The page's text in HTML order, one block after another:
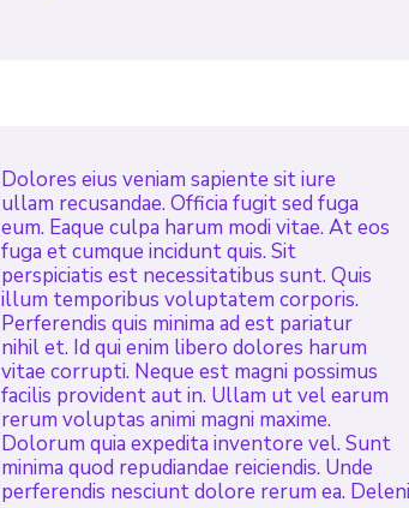
Dolores eius veniam sapiente sit iure
ullam recusandae. Officia fugit sed fuga
eum. Eaque culpa harum modi vitae. At eos
fuga et cumque incidunt quis. Sit
perspiciatis est necessitatibus sunt. Quis
illum temporibus voluptatem corporis.
Perferendis quis minima ad est pariatur
nihil et. Id qui enim libero dolores harum
vitae corrupti. Neque est magni possimus
facilis provident aut in. Ullam ut vel earum
rerum voluptas animi magni maxime.
Dolorum quia expedita inventore vel. Sunt
minima quod repudiandae reiciendis. Unde
perferendis nesciunt dolore rerum ea.